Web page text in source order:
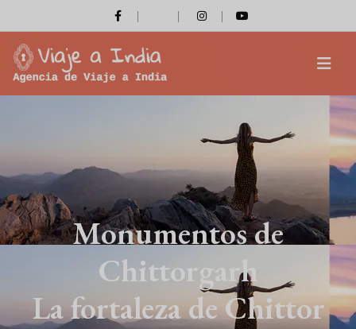
Monumentos de
Chittorgarh
La fortaleza de Chittor